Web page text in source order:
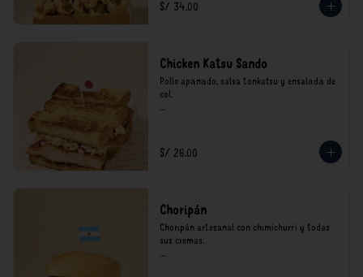
S/ 34.00
Chicken Katsu Sando
Pollo apanado, salsa tonkatsu y ensalada de
col.
consumo.
S/ 26.00
Choripán
Choripán artesanal con chimichurri y todas
sus cremas.